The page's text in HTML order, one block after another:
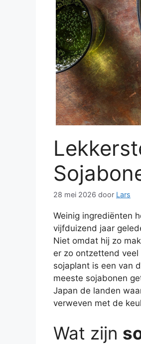
28 mei 2026 door Lars
Weinig ingrediënten
vijfduizend jaar
Niet omdat hij zo
er zo ontzettend
sojaplant is een van
meeste sojabonen
Japan de landen
verweven met de
Wat zijn